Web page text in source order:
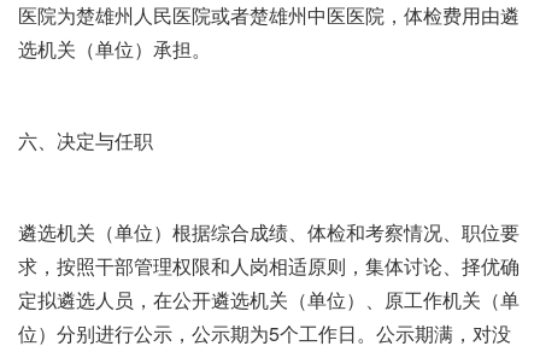
医院为楚雄州人民医院或者楚雄州中医医院，体检费用由遴
选机关（单位）承担。
六、决定与任职
遴选机关（单位）根据综合成绩、体检和考察情况、职位要
求，按照干部管理权限和人岗相适原则，集体讨论、择优确
定拟遴选人员，在公开遴选机关（单位）、原工作机关（单
位）分别进行公示，公示期为5个工作日。公示期满，对没